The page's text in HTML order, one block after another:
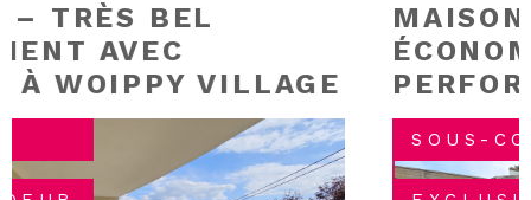
MAISON 3 CHAMBRES –
ÉCONOMIQUE ET
PERFORMANTE
SOUS-COMPROMIS